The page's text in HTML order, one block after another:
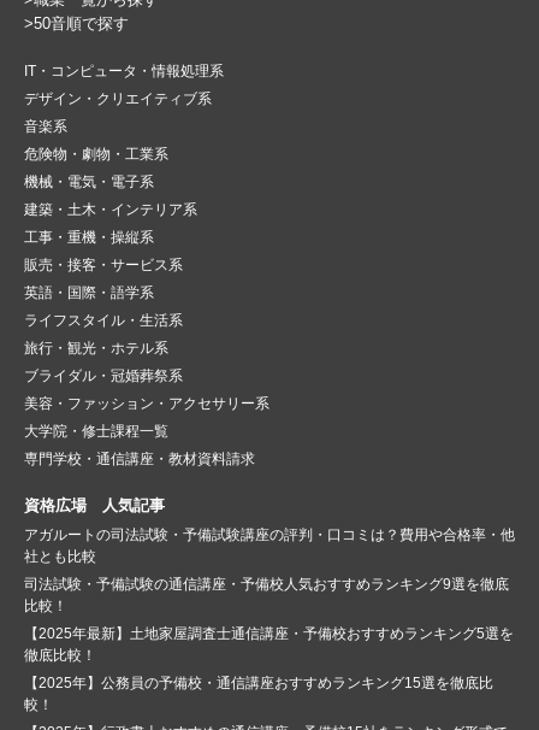
>50音順で探す
IT・コンピュータ・情報処理系
デザイン・クリエイティブ系
音楽系
危険物・劇物・工業系
機械・電気・電子系
建築・土木・インテリア系
工事・重機・操縦系
販売・接客・サービス系
英語・国際・語学系
ライフスタイル・生活系
旅行・観光・ホテル系
ブライダル・冠婚葬祭系
美容・ファッション・アクセサリー系
大学院・修士課程一覧
専門学校・通信講座・教材資料請求
資格広場 人気記事
アガルートの司法試験・予備試験講座の評判・口コミは？費用や合格率・他
社とも比較
司法試験・予備試験の通信講座・予備校人気おすすめランキング9選を徹底
比較！
【2025年最新】土地家屋調査士通信講座・予備校おすすめランキング5選を
徹底比較！
【2025年】公務員の予備校・通信講座おすすめランキング15選を徹底比
較！